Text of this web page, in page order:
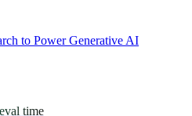
to Power Generative AI
time